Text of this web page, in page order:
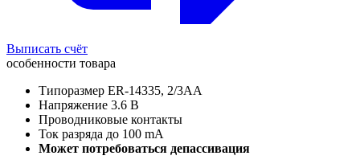
Выписать счёт
особенности товара
Типоразмер ER-14335, 2/3AA
Напряжение 3.6 В
Проводниковые контакты
Ток разряда до 100 mA
Может потребоваться депассивация